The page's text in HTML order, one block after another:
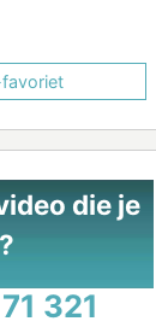
die je
321